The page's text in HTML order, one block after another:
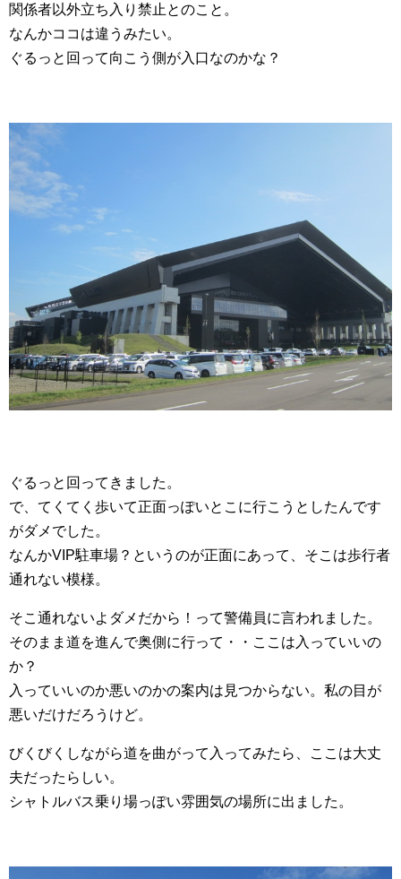
関係者以外立ち入り禁止とのこと。
なんかココは違うみたい。
ぐるっと回って向こう側が入口なのかな？
ぐるっと回ってきました。
で、てくてく歩いて正面っぽいとこに行こうとしたんです
がダメでした。
なんかVIP駐車場？というのが正面にあって、そこは歩行者
通れない模様。
そこ通れないよダメだから！って警備員に言われました。
そのまま道を進んで奥側に行って・・ここは入っていいの
か？
入っていいのか悪いのかの案内は見つからない。私の目が
悪いだけだろうけど。
びくびくしながら道を曲がって入ってみたら、ここは大丈
夫だったらしい。
シャトルバス乗り場っぽい雰囲気の場所に出ました。